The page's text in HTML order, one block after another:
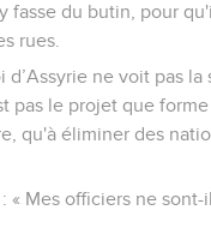
fasse du butin, pour
rues.
d’Assyrie ne voit pas
pas le projet que
qu'à éliminer des
« Mes officiers ne sont-